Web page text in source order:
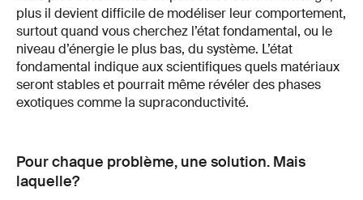
plus il devient difficile de modéliser leur comportement,
surtout quand vous cherchez l’état fondamental, ou le
niveau d’énergie le plus bas, du système. L’état
fondamental indique aux scientifiques quels matériaux
seront stables et pourrait même révéler des phases
exotiques comme la supraconductivité.
Pour chaque problème, une solution. Mais
laquelle?